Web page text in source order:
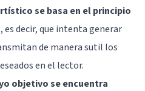
se basa en el principio
, es decir, que intenta generar
de manera sutil los
en el lector.
objetivo se encuentra